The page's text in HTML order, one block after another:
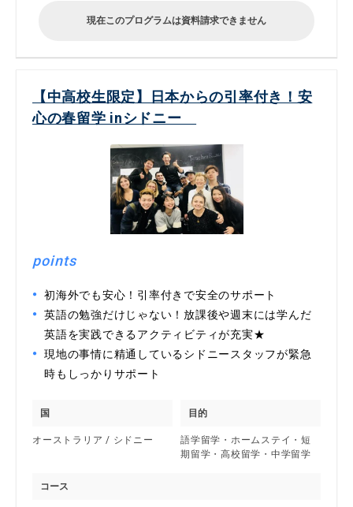
現在このプログラムは資料請求できません
【中高校生限定】日本からの引率付き！安
心の春留学 inシドニー
points
初海外でも安心！引率付きで安全のサポート
英語の勉強だけじゃない！放課後や週末には学んだ
英語を実践できるアクティビティが充実★
現地の事情に精通しているシドニースタッフが緊急
時もしっかりサポート
国
オーストラリア / シドニー
目的
語学留学・ホームステイ・短
期留学・高校留学・中学留学
コース